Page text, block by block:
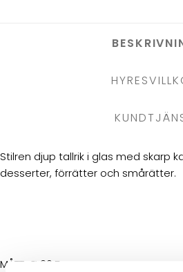
Stilren djup tallrik i glas med skarp
desserter, förrätter och smårätter.
MÅTT: Ø 20,5 cm